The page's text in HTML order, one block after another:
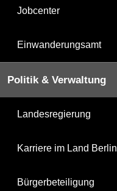
Jobcenter
Einwanderungsamt
Politik & Verwaltung
Landesregierung
Karriere im Land Berlin
Bürgerbeteiligung